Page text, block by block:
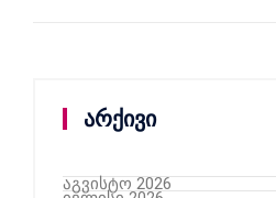
არქივი
აგვისტო 2026